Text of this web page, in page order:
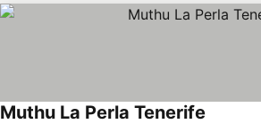
Muthu La Perla Tenerife